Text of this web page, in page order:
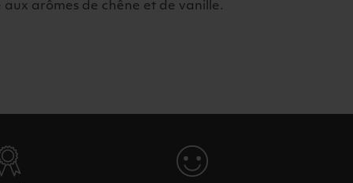
arômes de chêne et de vanille.